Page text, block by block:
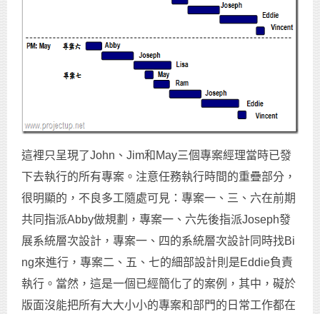
這裡只呈現了John、Jim和May三個專案經理當時已發
下去執行的所有專案。注意任務執行時間的重疊部分，
很明顯的，不良多工隨處可見：專案一、三、六在前期
共同指派Abby做規劃，專案一、六先後指派Joseph發
展系統層次設計，專案一、四的系統層次設計同時找Bi
ng來進行，專案二、五、七的細部設計則是Eddie負責
執行。當然，這是一個已經簡化了的案例，其中，礙於
版面沒能把所有大大小小的專案和部門的日常工作都在